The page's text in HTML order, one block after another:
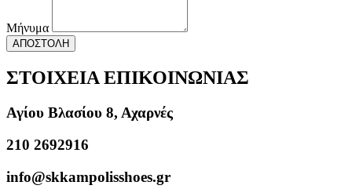
Μήνυμα
ΑΠΟΣΤΟΛΗ
ΣΤΟΙΧΕΙΑ ΕΠΙΚΟΙΝΩΝΙΑΣ
Αγίου Βλασίου 8, Αχαρνές
210 2692916
info@skkampolisshoes.gr